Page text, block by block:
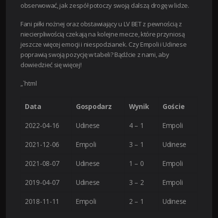
obserwować, jak zespół potoczy swoją dalszą drogę w lidze.
Fani piłki nożnej oraz obstawiający u LV BET z pewnością z
niecierpliwością czekają na kolejne mecze, które przyniosą
jeszcze więcej emocji i niespodzianek. Czy Empoli i Udinese
poprawią swoją pozycję w tabeli? Bądźcie z nami, aby
dowiedzieć się więcej!
„`html
Data Gospodarz Wynik Goście
2022-04-16 Udinese 4 – 1 Empoli
2021-12-06 Empoli 3 – 1 Udinese
2021-08-07 Udinese 1 – 0 Empoli
2019-04-07 Udinese 3 – 2 Empoli
2018-11-11 Empoli 2 – 1 Udinese